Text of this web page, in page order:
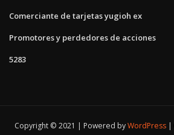
Comerciante de tarjetas yugioh ex
Promotores y perdedores de acciones
5283
Copyright © 2021 | Powered byWordPress